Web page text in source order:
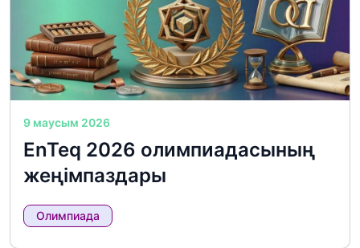
9 маусым 2026
EnTeq 2026 олимпиадасының
жеңімпаздары
Олимпиада